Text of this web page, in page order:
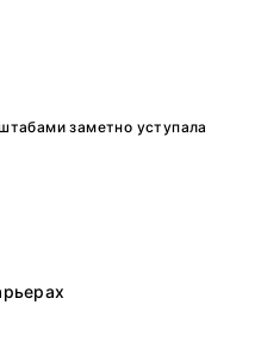
заметно уступала